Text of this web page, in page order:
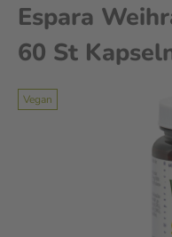
Espara
60 St
Vegan